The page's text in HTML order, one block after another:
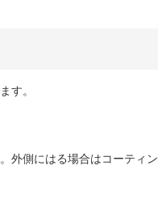
す。
外側にはる場合はコーティン